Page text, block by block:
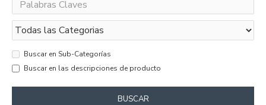
Buscar en Sub-Categorías
Buscar en las descripciones de producto
BUSCAR